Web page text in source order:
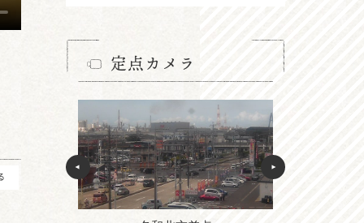
定点カメラ